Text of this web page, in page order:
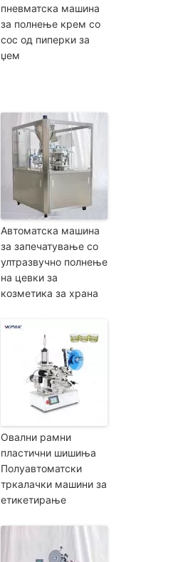
пневматска машина
за полнење крем со
сос од пиперки за
џем
Автоматска машина
за запечатување со
ултразвучно полнење
на цевки за
козметика за храна
Овални рамни
пластични шишиња
Полуавтоматски
тркалачки машини за
етикетирање